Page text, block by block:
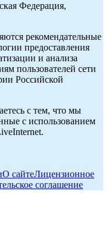
Федерация,
рекомендательные
предоставления
и анализа
пользователей сети
Российской
с тем, что мы
с использованием
О сайтеЛицензионное
соглашение